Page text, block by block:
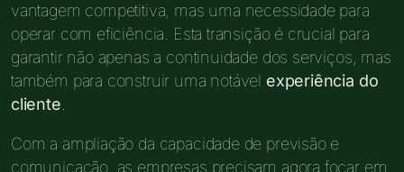
vantagem competitiva, mas uma necessidade para
operar com eficiência. Esta transição é crucial para
garantir não apenas a continuidade dos serviços, mas
também para construir uma notável experiência do
cliente.
Com a ampliação da capacidade de previsão e
comunicação, as empresas precisam agora focar em